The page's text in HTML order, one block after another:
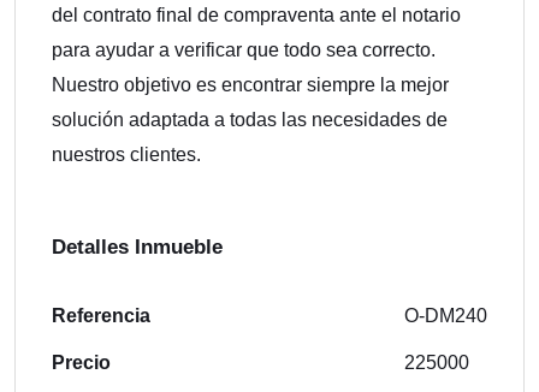
del contrato final de compraventa ante el notario
para ayudar a verificar que todo sea correcto.
Nuestro objetivo es encontrar siempre la mejor
solución adaptada a todas las necesidades de
nuestros clientes.
Detalles Inmueble
Referencia
Precio
O-DM240
225000